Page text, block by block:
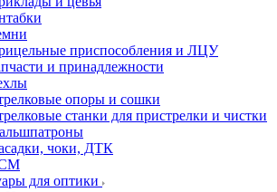
приспособления и ЛЦУ
и принадлежности
опоры и сошки
станки для пристрелки и чистки
чоки, ДТК
для оптики